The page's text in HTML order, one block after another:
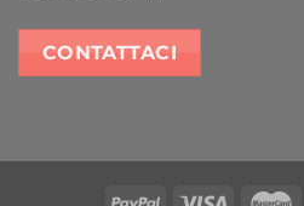
CONTATTACI
PayPal Visa